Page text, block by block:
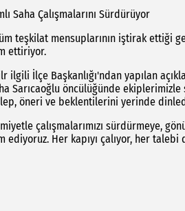
Saha Çalışmalarını Sürdürüyor
teşkilat mensuplarının iştirak ettiği
ettiriyor.
ilgili İlçe Başkanlığı'ndan yapılan
Sarıcaoğlu öncülüğünde ekiplerimizle
öneri ve beklentilerini yerinde
çalışmalarımızı sürdürmeye,
ediyoruz. Her kapıyı çalıyor, her